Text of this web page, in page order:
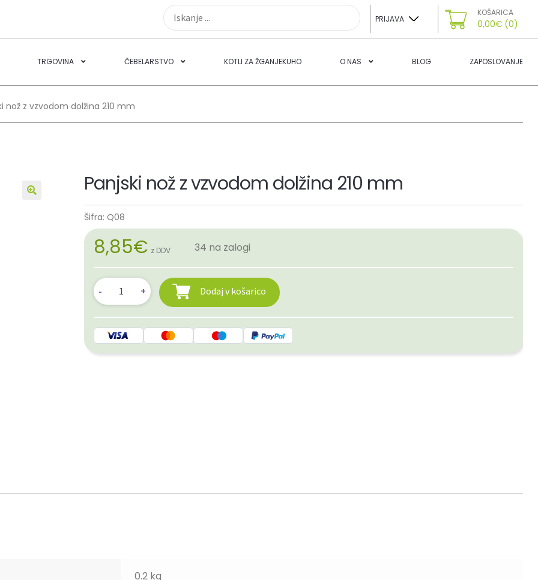
PRIJAVA
KOŠARICA
0,00€ (0)
TRGOVINA ČEBELARSTVO KOTLI ZA ŽGANJEKUHO O NAS BLOG ZAPOSLOVANJE
nož z vzvodom dolžina 210 mm
Panjski nož z vzvodom dolžina 210 mm
Šifra: Q08
8,85€ z DDV 34 na zalogi
Dodaj v košarico
0.2 kg